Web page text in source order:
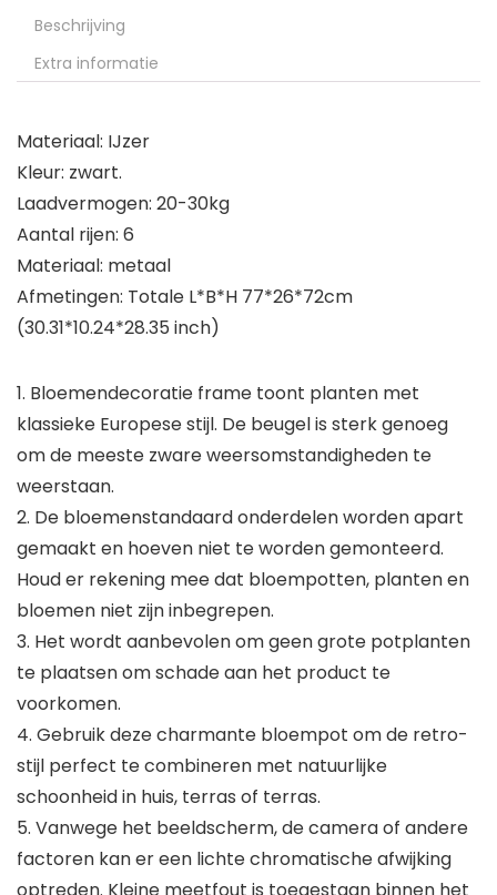
Beschrijving
Extra informatie
Materiaal: IJzer
Kleur: zwart.
Laadvermogen: 20-30kg
Aantal rijen: 6
Materiaal: metaal
Afmetingen: Totale L*B*H 77*26*72cm
(30.31*10.24*28.35 inch)
1. Bloemendecoratie frame toont planten met
klassieke Europese stijl. De beugel is sterk genoeg
om de meeste zware weersomstandigheden te
weerstaan.
2. De bloemenstandaard onderdelen worden apart
gemaakt en hoeven niet te worden gemonteerd.
Houd er rekening mee dat bloempotten, planten en
bloemen niet zijn inbegrepen.
3. Het wordt aanbevolen om geen grote potplanten
te plaatsen om schade aan het product te
voorkomen.
4. Gebruik deze charmante bloempot om de retro-
stijl perfect te combineren met natuurlijke
schoonheid in huis, terras of terras.
5. Vanwege het beeldscherm, de camera of andere
factoren kan er een lichte chromatische afwijking